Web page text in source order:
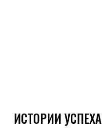
ИСТОРИИ УСПЕХА